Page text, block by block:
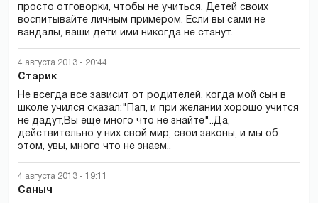
просто отговорки, чтобы не учиться. Детей своих
воспитывайте личным примером. Если вы сами не
вандалы, ваши дети ими никогда не станут.
4 августа 2013 - 20:44
Старик
Не всегда все зависит от родителей, когда мой сын в
школе учился сказал:"Пап, и при желании хорошо учится
не дадут,Вы еще много что не знайте"..Да,
действительно у них свой мир, свои законы, и мы об
этом, увы, много что не знаем..
4 августа 2013 - 19:11
Саныч